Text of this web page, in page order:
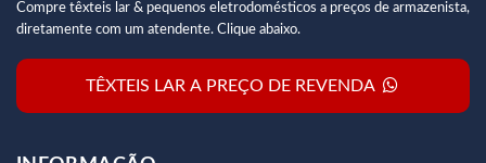
Compre têxteis lar & pequenos eletrodomésticos a preços de armazenista,
diretamente com um atendente. Clique abaixo.
TÊXTEIS LAR A PREÇO DE REVENDA